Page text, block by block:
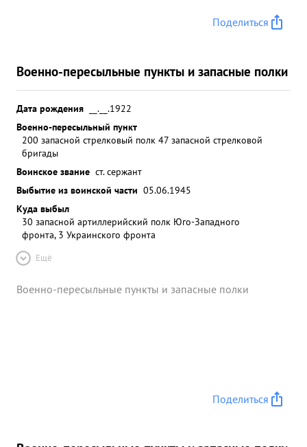
Поделиться
Военно-пересыльные пункты и запасные полки
Дата рождения
__.__.1922
Военно-пересыльный пункт
200 запасной стрелковый полк 47 запасной стрелковой
бригады
Воинское звание ст. сержант
Выбытие из воинской части 05.06.1945
Куда выбыл
30 запасной артиллерийский полк Юго-Западного
фронта, 3 Украинского фронта
Ещё
Военно-пересыльные пункты и запасные полки
Поделиться